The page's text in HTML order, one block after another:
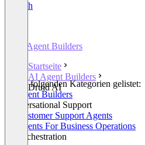
English
AI Agent Builders
Startseite
AI Agent Builders
Druid AI
In den folgenden Kategorien gelistet:
AI Agent Builders
Conversational Support
AI Customer Support Agents
AI Agents For Business Operations
AI Orchestration